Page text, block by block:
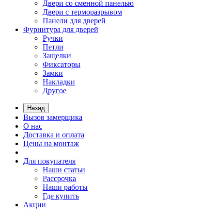
Двери со сменной панелью
Двери с терморазрывом
Панели для дверей
Фурнитура для дверей
Ручки
Петли
Защелки
Фиксаторы
Замки
Накладки
Другое
Назад
Вызов замерщика
О нас
Доставка и оплата
Цены на монтаж
Для покупателя
Наши статьи
Рассрочка
Наши работы
Где купить
Акции